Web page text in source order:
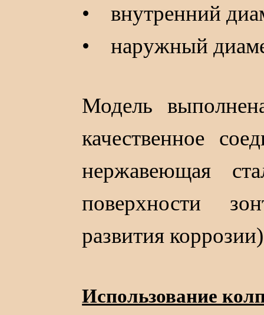
• внутренний
• наружный
Модель
качественное
нержавеющая
поверхности
развития
Использование